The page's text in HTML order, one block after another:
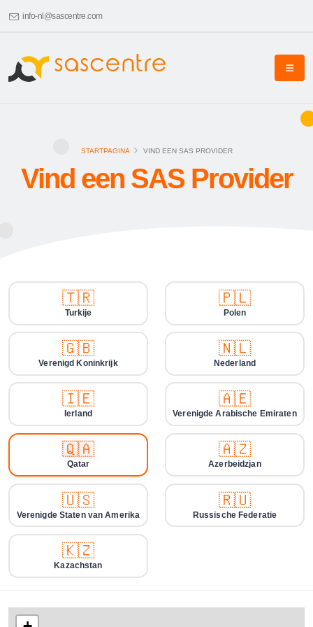
info-nl@sascentre.com
STARTPAGINA VIND EEN SAS PROVIDER
Vind een SAS Provider
🇹🇷
Turkije
🇵🇱
Polen
🇬🇧
Verenigd Koninkrijk
🇳🇱
Nederland
🇮🇪
Ierland
🇦🇪
Verenigde Arabische Emiraten
🇶🇦
Qatar
🇦🇿
Azerbeidzjan
🇺🇸
Verenigde Staten van Amerika
🇷🇺
Russische Federatie
🇰🇿
Kazachstan